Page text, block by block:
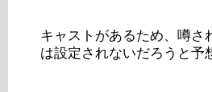
キャストがあるため、噂さ
は設定されないだろうと予